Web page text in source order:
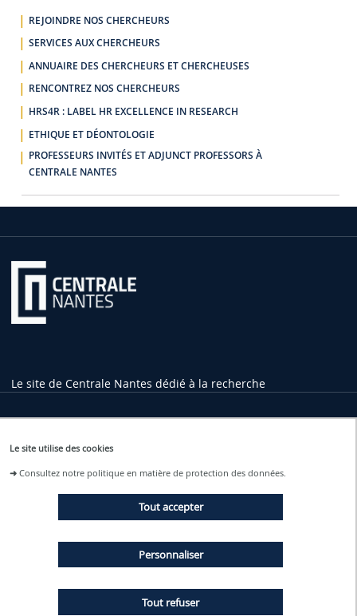
Le site utilise des cookies
➜Consultez notre politique en matière de protection des données.
Tout accepter
Tout refuser
Personnaliser
REJOINDRE NOS CHERCHEURS
SERVICES AUX CHERCHEURS
ANNUAIRE DES CHERCHEURS ET CHERCHEUSES
RENCONTREZ NOS CHERCHEURS
HRS4R : LABEL HR EXCELLENCE IN RESEARCH
ETHIQUE ET DÉONTOLOGIE
PROFESSEURS INVITÉS ET ADJUNCT PROFESSORS À
CENTRALE NANTES
Le site de Centrale Nantes dédié à la recherche
44321 Nantes Cedex 3
Arrêt Ecole Centrale - Audencia